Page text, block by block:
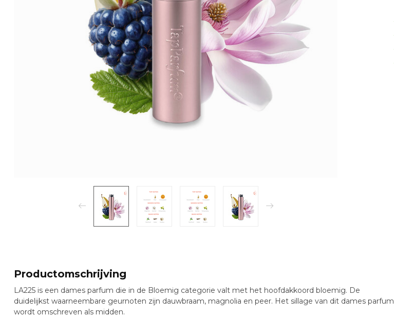
Productomschrijving
LA225 is een dames parfum die in de Bloemig categorie valt met het hoofdakkoord bloemig. De
duidelijkst waarneembare geurnoten zijn dauwbraam, magnolia en peer. Het sillage van dit dames parfum
wordt omschreven als midden.